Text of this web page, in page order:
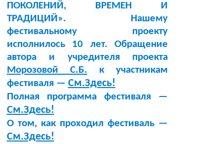
ПОКОЛЕНИЙ, ВРЕМЕН И
ТРАДИЦИЙ». Нашему
фестивальному проекту
исполнилось 10 лет. Обращение
автора и учредителя проекта
Морозовой С.Б. к участникам
фестиваля — См.Здесь!
Полная программа фестиваля —
См.Здесь!
О том, как проходил фестиваль —
См.Здесь!